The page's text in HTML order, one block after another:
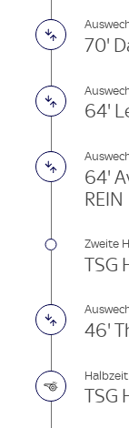
70'
64'
64'
REIN
Zweite
TSG
46'
Halbzeit
TSG